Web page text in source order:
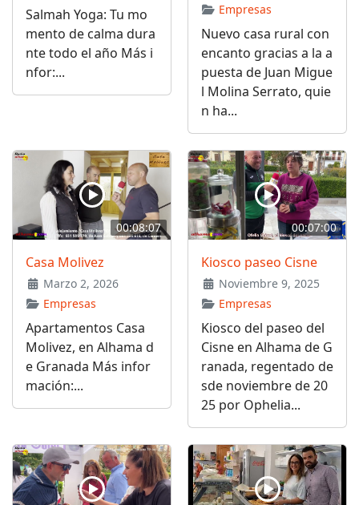
Salmah Yoga: Tu mo
mento de calma dura
nte todo el año Más i
nfor:...
Empresas
Nuevo casa rural con
encanto gracias a la a
puesta de Juan Migue
l Molina Serrato, quie
n ha...
00:08:07
Casa Molivez
Marzo 2, 2026
Empresas
Apartamentos Casa
Molivez, en Alhama d
e Granada Más infor
mación:...
00:07:00
Kiosco paseo Cisne
Noviembre 9, 2025
Empresas
Kiosco del paseo del
Cisne en Alhama de G
ranada, regentado de
sde noviembre de 20
25 por Ophelia...